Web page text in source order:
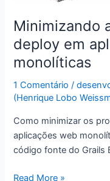
Minimizando
deploy em
monolíticas
1 Comentário /
(Henrique Lobo
Como minimizar os
aplicações web
código fonte do Grails
Minimizando
Read More »